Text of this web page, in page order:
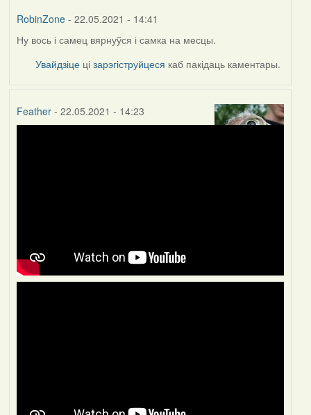
RobinZone- 22.05.2021 - 14:41
Ну вось і самец вярнуўся і самка на месцы.
Увайдзіце цізарэгіструйцеся каб пакідаць каментары.
Feather- 22.05.2021 - 14:23